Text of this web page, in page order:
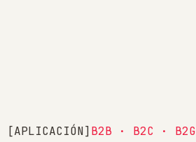
[APLICACIÓN]B2B · B2C · B2G